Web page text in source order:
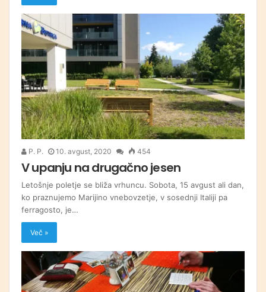
P. P. 10. avgust, 2020 454
V upanju na drugačno jesen
Letošnje poletje se bliža vrhuncu. Sobota, 15 avgust ali dan,
ko praznujemo Marijino vnebovzetje, v sosednji Italiji pa
ferragosto, je…
Več »